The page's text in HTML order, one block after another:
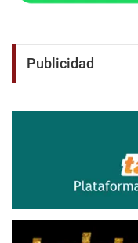
Publicidad